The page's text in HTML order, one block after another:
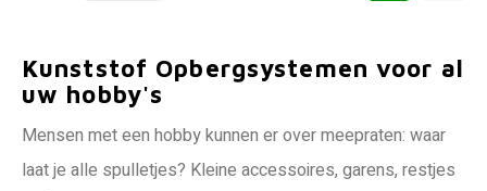
Kunststof Opbergsystemen voor al
uw hobby's
Mensen met een hobby kunnen er over meepraten: waar
laat je alle spulletjes? Kleine accessoires, garens, restjes